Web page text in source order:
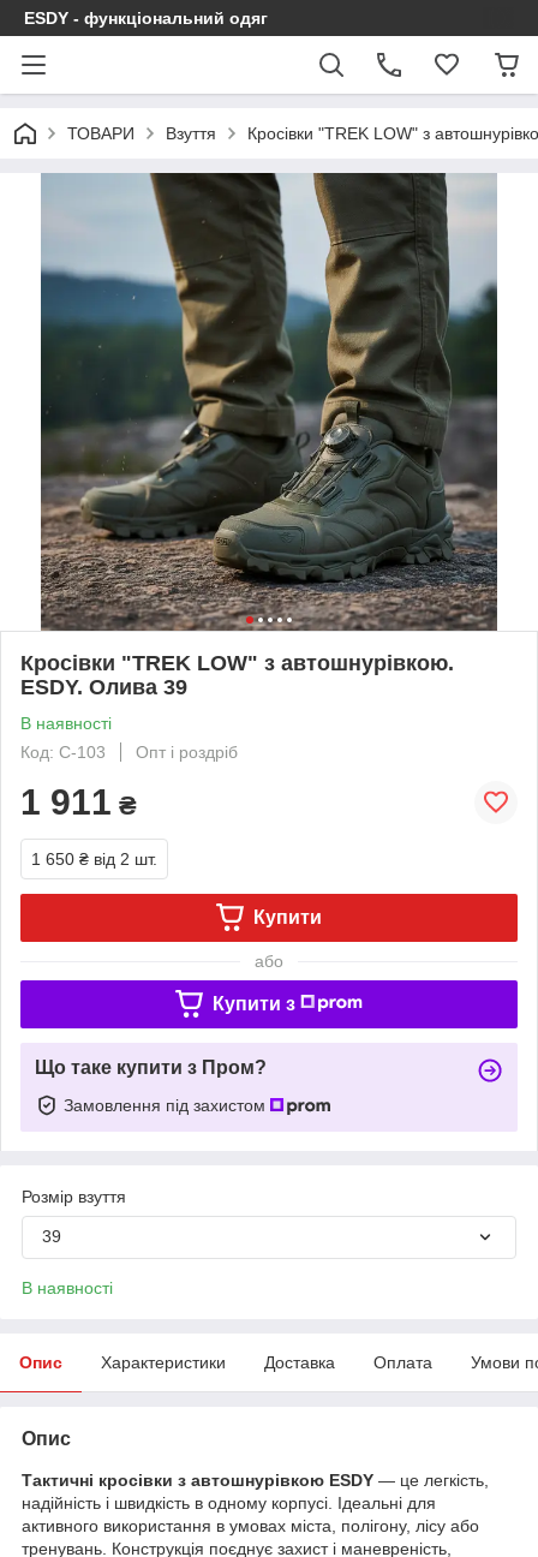
ESDY - функціональний одяг
ТОВАРИ Взуття Кросівки "TREK LOW" з
Кросівки "TREK LOW" з автошнурівкою.
ESDY. Олива 39
В наявності
Код: C-103
Опт і роздріб
1 911 ₴
1 650 ₴ від 2 шт.
Купити
або
Купити з
Що таке купити з Пром?
Замовлення під захистом
Розмір взуття
39
В наявності
Опис Характеристики Доставка Оплата Умови
Опис
Тактичні кросівки з автошнурівкою ESDY — це легкість,
надійність і швидкість в одному корпусі. Ідеальні для
активного використання в умовах міста, полігону, лісу або
тренувань. Конструкція поєднує захист і маневреність,